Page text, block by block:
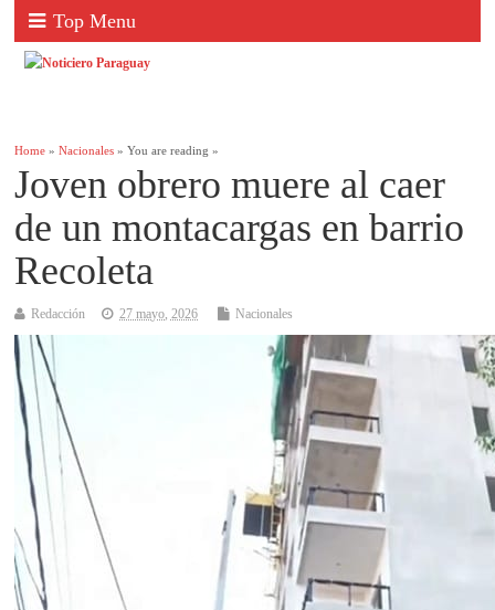
Top Menu
Home »Nacionales » You are reading »
Joven obrero muere al caer
de un montacargas en barrio
Recoleta
Redacción 27 mayo, 2026 Nacionales